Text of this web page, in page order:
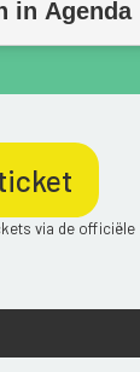
via de officiële